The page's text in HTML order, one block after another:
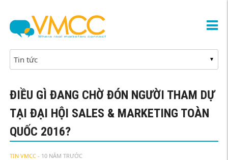
ĐIỀU GÌ ĐANG CHỜ ĐÓN NGƯỜI THAM DỰ
TẠI ĐẠI HỘI SALES & MARKETING TOÀN
QUỐC 2016?
TIN VMCC - 10 NĂM TRƯỚC